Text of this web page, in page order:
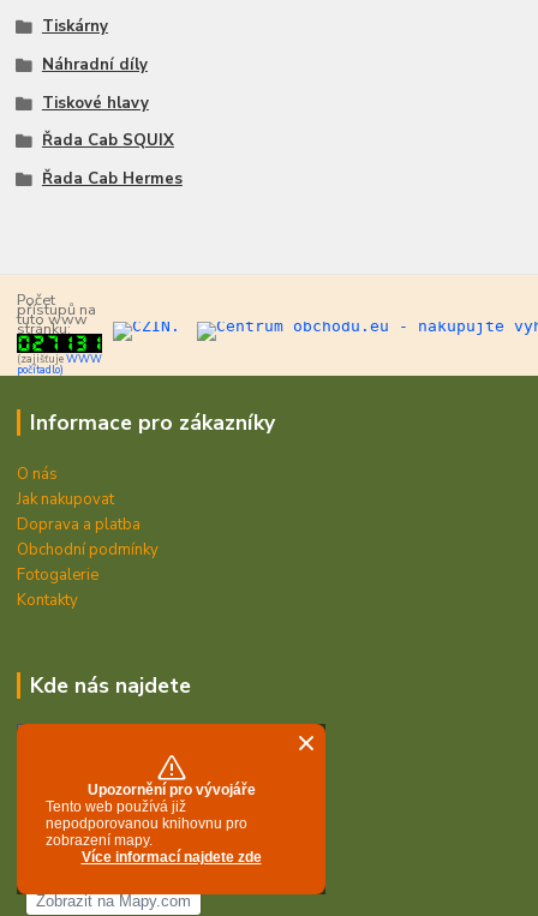
Tiskárny
Náhradní díly
Tiskové hlavy
Řada Cab SQUIX
Řada Cab Hermes
Počet
přístupů na
tuto www
stránku:
(zajišťujeWWW
počítadlo)
Informace pro zákazníky
O nás
Jak nakupovat
Doprava a platba
Obchodní podmínky
Fotogalerie
Kontakty
Kde nás najdete